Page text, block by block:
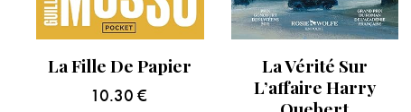
La Fille De Papier
10.30€
La Vérité Sur
L’affaire Harry